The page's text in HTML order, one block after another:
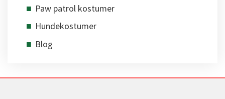
Paw patrol kostumer
Hundekostumer
Blog